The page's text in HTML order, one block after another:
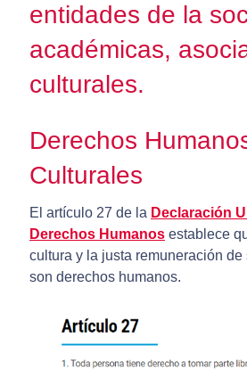
entidades de la
académicas,
culturales.
Derechos
Culturales
El artículo 27 de la Declaración
Derechos Humanosestablece
cultura y la justa remuneración
son derechos humanos.